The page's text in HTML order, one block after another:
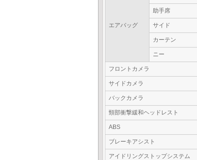
エアバッグ
助手席
サイド
カーテン
ニー
フロントカメラ
サイドカメラ
バックカメラ
頸部衝撃緩和ヘッドレスト
ABS
ブレーキアシスト
アイドリングストップシステム